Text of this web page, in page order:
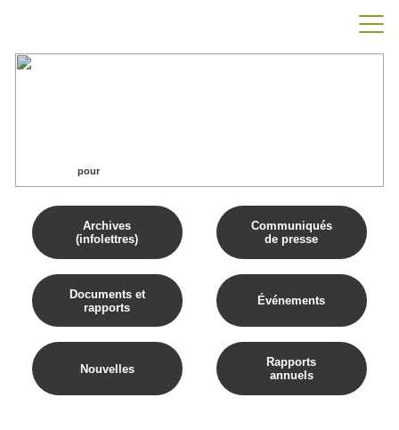
pour
Archives
(infolettres)
Communiqués
de presse
Documents et
rapports
Événements
Nouvelles
Rapports
annuels